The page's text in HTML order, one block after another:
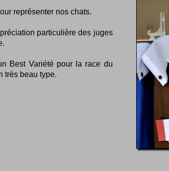
représenter nos chats.
particulière des juges
Best Variété pour la race du
très beau type.